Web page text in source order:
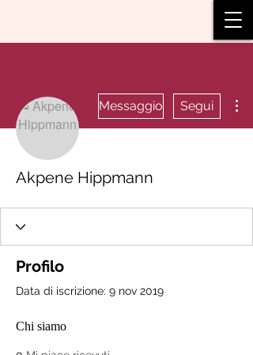
Messaggio Segui
Akpene Hippmann
Profilo
Data di iscrizione: 9 nov 2019
Chi siamo